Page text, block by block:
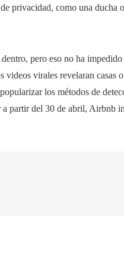
privacidad, como una ducha
pero eso no ha impedido
videos virales revelaran casas
los métodos de
a partir del 30 de abril, Airbnb